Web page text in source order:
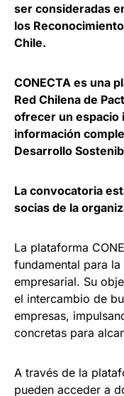
ser consideradas
los
Chile.
CONECTA es una
Red Chilena de
ofrecer un espacio
información
Desarrollo
La convocatoria
socias de la
La plataforma
fundamental para
empresarial. Su
el intercambio de
empresas,
concretas para
A través de la
pueden acceder a